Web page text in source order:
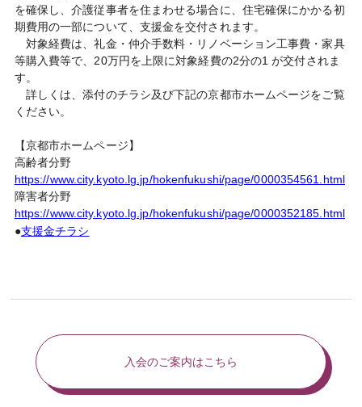
を確保し、介護従事者を住まわせる場合に、住宅確保にかかる初
期費用の一部について、支援金を交付されます。
対象経費は、礼金・仲介手数料・リノベーション工事費・家具
等購入費等で、20万円を上限に対象経費の2分の1 が交付されま
す。
詳しくは、添付のチラシ及び下記の京都市ホームページをご覧
ください。
【京都市ホームページ】
高齢者分野
https://www.city.kyoto.lg.jp/hokenfukushi/page/0000354561.html
障害者分野
https://www.city.kyoto.lg.jp/hokenfukushi/page/0000352185.html
●支援金チラシ
入会のご案内はこちら